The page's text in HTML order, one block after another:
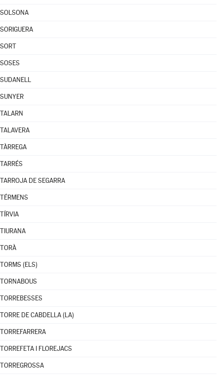
SOLSONA
SORIGUERA
SORT
SOSES
SUDANELL
SUNYER
TALARN
TALAVERA
TÀRREGA
TARRÉS
TARROJA DE SEGARRA
TÉRMENS
TÍRVIA
TIURANA
TORÀ
TORMS (ELS)
TORNABOUS
TORREBESSES
TORRE DE CABDELLA (LA)
TORREFARRERA
TORREFETA I FLOREJACS
TORREGROSSA